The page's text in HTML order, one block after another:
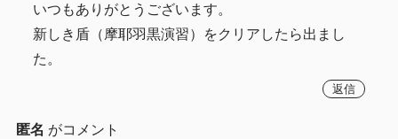
いつもありがとうございます。
新しき盾（摩耶羽黒演習）をクリアしたら出まし
た。
返信
匿名 がコメント